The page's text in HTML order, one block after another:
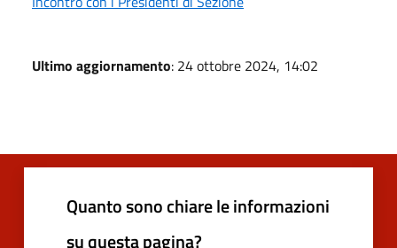
Ultimo aggiornamento: 24 ottobre 2024, 14:02
Quanto sono chiare le informazioni
su questa pagina?